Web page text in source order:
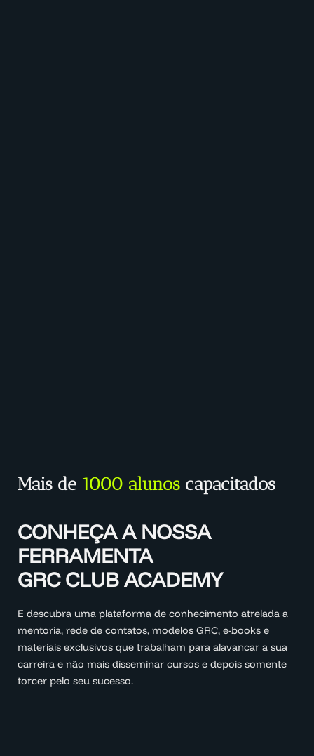
Mais de 1000 alunos capacitados
CONHEÇA A NOSSA
FERRAMENTA
GRC CLUB ACADEMY
E descubra uma plataforma de conhecimento atrelada a
mentoria, rede de contatos, modelos GRC, e-books e
materiais exclusivos que trabalham para alavancar a sua
carreira e não mais disseminar cursos e depois somente
torcer pelo seu sucesso.